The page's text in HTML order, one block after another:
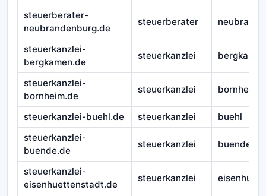
steuerberater-
neubrandenburg.de
steuerberater
steuerkanzlei-
bergkamen.de
steuerkanzlei bergkamen
steuerkanzlei-
bornheim.de
steuerkanzlei bornheim
steuerkanzlei-buehl.de steuerkanzlei
buehl
steuerkanzlei-
buende.de
steuerkanzlei buende
steuerkanzlei-
eisenhuettenstadt.de
steuerkanzlei